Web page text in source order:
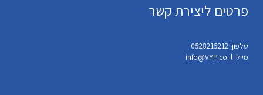
פרטים ליצירת קשר
טלפון: 0528215212
מייל: info@VYP.co.il